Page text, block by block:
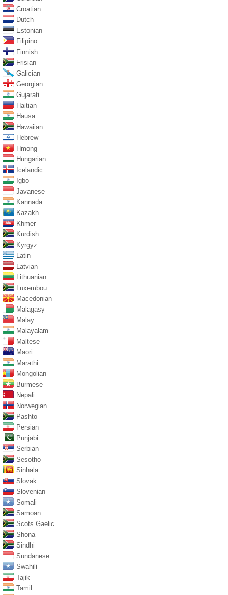
Croatian
Dutch
Estonian
Filipino
Finnish
Frisian
Galician
Georgian
Gujarati
Haitian
Hausa
Hawaiian
Hebrew
Hmong
Hungarian
Icelandic
Igbo
Javanese
Kannada
Kazakh
Khmer
Kurdish
Kyrgyz
Latin
Latvian
Lithuanian
Luxembou..
Macedonian
Malagasy
Malay
Malayalam
Maltese
Maori
Marathi
Mongolian
Burmese
Nepali
Norwegian
Pashto
Persian
Punjabi
Serbian
Sesotho
Sinhala
Slovak
Slovenian
Somali
Samoan
Scots Gaelic
Shona
Sindhi
Sundanese
Swahili
Tajik
Tamil